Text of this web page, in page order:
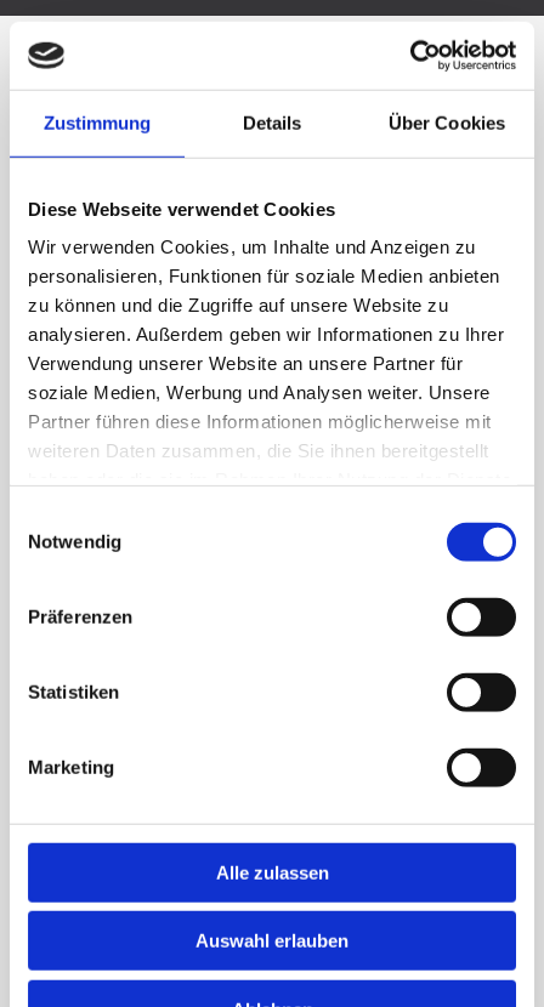
Zustimmung Details Über Cookies
Diese Webseite verwendet Cookies
Wir verwenden Cookies, um Inhalte und Anzeigen zu
personalisieren, Funktionen für soziale Medien anbieten
zu können und die Zugriffe auf unsere Website zu
analysieren. Außerdem geben wir Informationen zu Ihrer
Verwendung unserer Website an unsere Partner für
soziale Medien, Werbung und Analysen weiter. Unsere
Partner führen diese Informationen möglicherweise mit
weiteren Daten zusammen, die Sie ihnen bereitgestellt
Notwendig
Präferenzen
Statistiken
Marketing
Alle zulassen
Auswahl erlauben
MITTAGSPAUSE MIT HERZBLUAT
Unsere Mittagskarte
Zur Mittagszeit erwarten dich bei uns wöchentlich
wechselnde Mittagsmenüs mit frischen, regionalen
Zutaten. Dazu gibt es eine kleine, feine Auswahl an
Klassikern und saisonalen Gerichten, ideal für die
schnelle Mittagspause oder das gemütliche Essen im
Wintergarten. Egal ob herzhaft, leicht oder vegetarisch
– unsere Mittagskarte ist übersichtlich, ehrlich und mit
viel Herzbluat gekocht.
UNSERE MITTAGSKARTE (PDF)